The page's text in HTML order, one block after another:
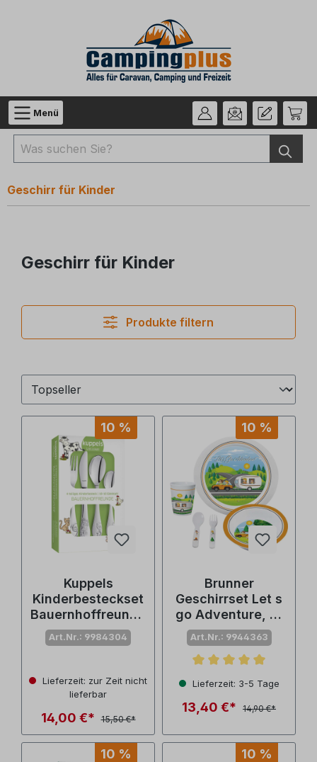
Zum Hauptinhalt springen
Menü
Geschirr für Kinder
Geschirr für Kinder
Produkte filtern
10 %
Kuppels
Kinderbesteckset
Bauernhoffreunde
, 4-teilig
Art.Nr.: 9984304
Lieferzeit: zur Zeit nicht
lieferbar
14,00 €* 15,50 €*
10 %
Brunner
Geschirrset Let s
go Adventure, 5-
teilig
Art.Nr.: 9944363
Durchschnittliche
Lieferzeit: 3-5 Tage
13,40 €* 14,90 €*
10 % 10 %